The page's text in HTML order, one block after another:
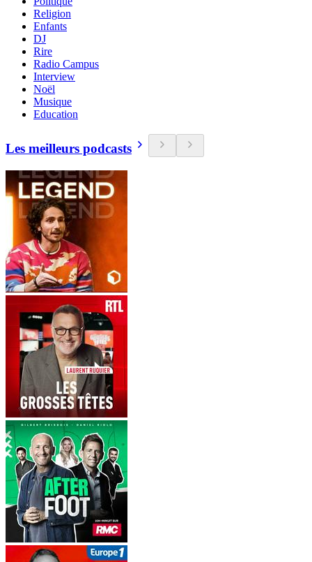
Religion
Enfants
DJ
Rire
Radio Campus
Interview
Noël
Musique
Education
Les meilleurs podcasts